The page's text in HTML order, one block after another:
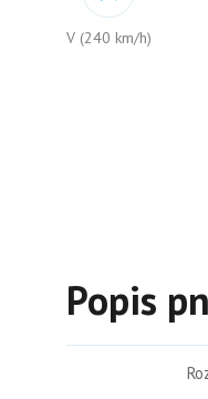
V (240 km/h)
Popis